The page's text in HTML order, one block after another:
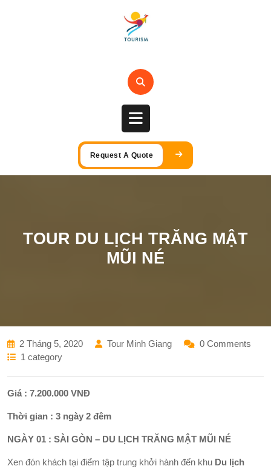
Open
Button
Request A Quote
TOUR DU LỊCH TRĂNG MẬT
MŨI NÉ
2 Tháng 5, 2020 Tour Minh Giang
0 Comments
1 category
Giá : 7.200.000 VNĐ
Thời gian : 3 ngày 2 đêm
NGÀY 01 : SÀI GÒN – DU LỊCH TRĂNG MẬT MŨI NÉ
Xen đón khách tại điểm tập trung khởi hành đến khu Du lịch